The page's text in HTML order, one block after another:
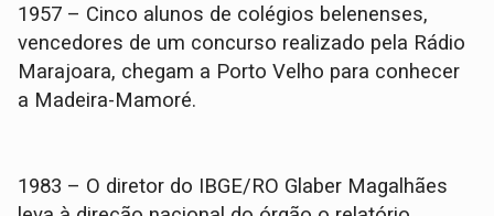
1957 – Cinco alunos de colégios belenenses,
vencedores de um concurso realizado pela Rádio
Marajoara, chegam a Porto Velho para conhecer
a Madeira-Mamoré.
1983 – O diretor do IBGE/RO Glaber Magalhães